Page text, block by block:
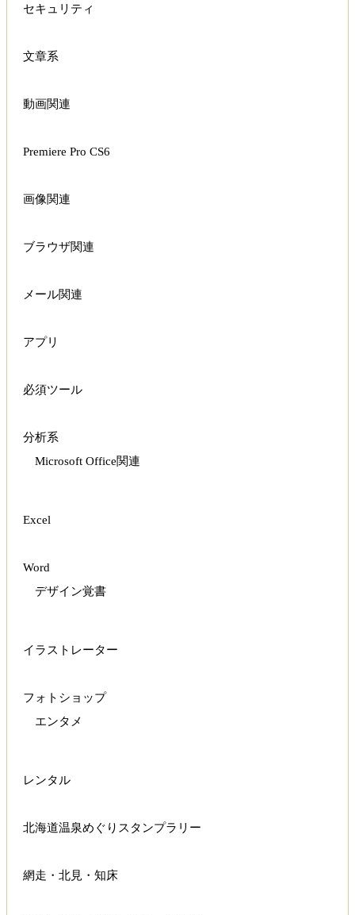
セキュリティ
文章系
動画関連
Premiere Pro CS6
画像関連
ブラウザ関連
メール関連
アプリ
必須ツール
分析系
Microsoft Office関連
Excel
Word
デザイン覚書
イラストレーター
フォトショップ
エンタメ
レンタル
北海道温泉めぐりスタンプラリー
網走・北見・知床